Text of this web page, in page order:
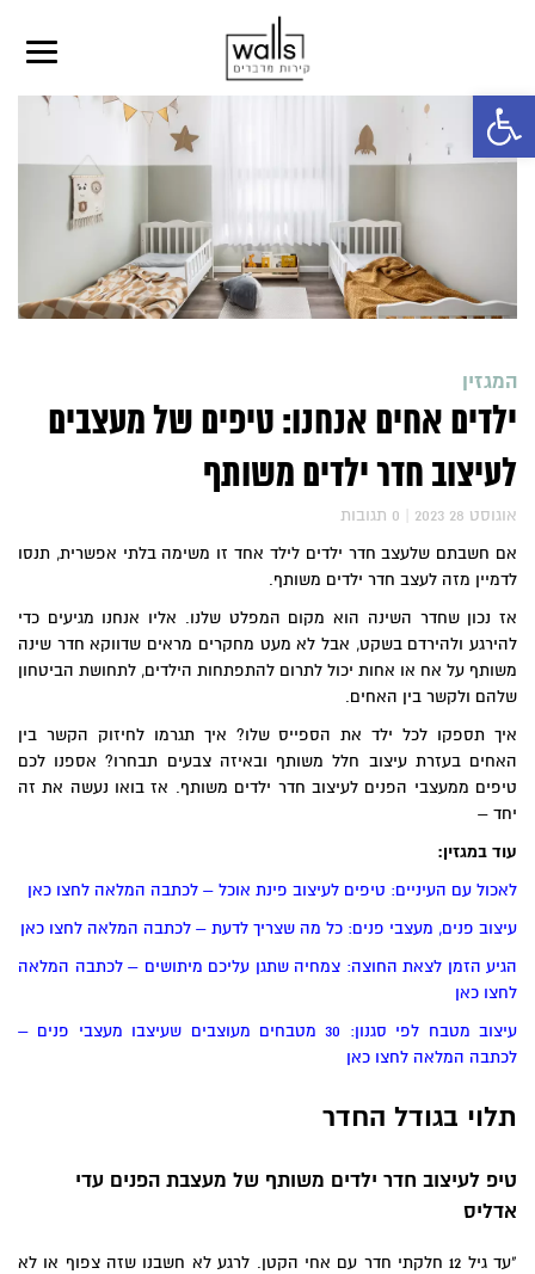
פתח סרגל נגישות
המגזין
ילדים אחים אנחנו: טיפים של מעצבים
לעיצוב חדר ילדים משותף
2023 אוגוסט 28 0 תגובות
אם חשבתם שלעצב חדר ילדים לילד אחד זו משימה בלתי אפשרית, תנסו
לדמיין מזה לעצב חדר ילדים משותף.
אז נכון שחדר השינה הוא מקום המפלט שלנו. אליו אנחנו מגיעים כדי
להירגע ולהירדם בשקט, אבל לא מעט מחקרים מראים שדווקא חדר שינה
משותף על אח או אחות יכול לתרום להתפתחות הילדים, לתחושת הביטחון
שלהם ולקשר בין האחים.
איך תספקו לכל ילד את הספייס שלו? איך תגרמו לחיזוק הקשר בין
האחים בעזרת עיצוב חלל משותף ובאיזה צבעים תבחרו? אספנו לכם
טיפים ממעצבי הפנים לעיצוב חדר ילדים משותף. אז בואו נעשה את זה
יחד –
עוד במגזין:
לאכול עם העיניים: טיפים לעיצוב פינת אוכל – לכתבה המלאה לחצו כאן
עיצוב פנים, מעצבי פנים: כל מה שצריך לדעת – לכתבה המלאה לחצו כאן
הגיע הזמן לצאת החוצה: צמחיה שתגן עליכם מיתושים – לכתבה המלאה
לחצו כאן
עיצוב מטבח לפי סגנון: 30 מטבחים מעוצבים שעיצבו מעצבי פנים –
לכתבה המלאה לחצו כאן
תלוי בגודל החדר
טיפ לעיצוב חדר ילדים משותף של מעצבת הפנים עדי
אדליס
"עד גיל 12 חלקתי חדר עם אחי הקטן. לרגע לא חשבנו שזה צפוף או לא